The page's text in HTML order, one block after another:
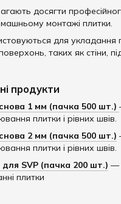
досягти
монтажі плитки.
для укладання
таких як стіни,
продукти
1 мм (пачка 500 шт.)
плитки і рівних швів.​
2 мм (пачка 500 шт.)
плитки і рівних швів.​
SVP (пачка 200 шт.) —
плитки